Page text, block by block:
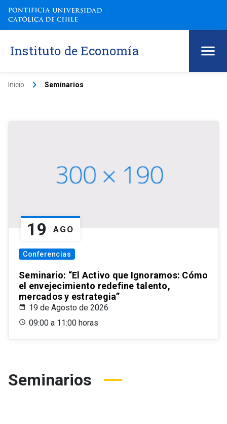
Instituto de Economía
Inicio keyboard_arrow_right Seminarios
19 AGO
Conferencias
Seminario: “El Activo que Ignoramos: Cómo
el envejecimiento redefine talento,
mercados y estrategia”
19 de Agosto de 2026
09:00 a 11:00 horas
Seminarios